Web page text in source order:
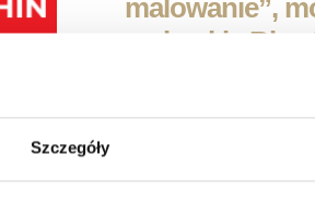
Szczegóły
malowanie”,
malarskie
im większe
promocyjnej